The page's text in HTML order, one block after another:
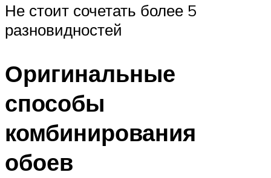
Не стоит сочетать более 5
разновидностей
Оригинальные
способы
комбинирования
обоев